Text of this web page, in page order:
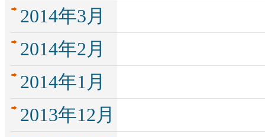
2014年3月
2014年2月
2014年1月
2013年12月